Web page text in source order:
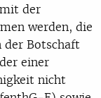
der
werden, die
der Botschaft
einer
nicht